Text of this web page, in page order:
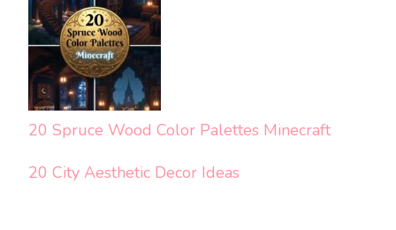
20 Spruce Wood Color Palettes Minecraft
20 City Aesthetic Decor Ideas